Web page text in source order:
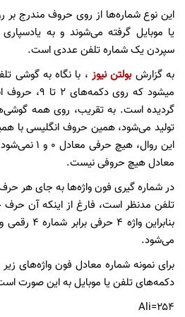
این نوع شماره‌ها از روی حروف مندرج بر
یا موبایل گرفته می‌شوند و به یادسپاری
سپردن یک شماره تلفن عددی است.
به گزارشبولتن نیوز، با نگاه به گوشی
میشود که روی
گردیده است. به تقریب، روی همه
تولید می‌شود، همین حروف انگلیسی با
معادل هیچ حروفی نیست.
در شماره گیری فون واژه‌ها به جای هر
تلفن مدنظر است، فارغ از اینکه آن
بنابراین
می‌شود.
برای نمونه شماره معادل فون واژه‌های
دکمه‌های تلفن یا موبایل به این صورت
Ali=۲۵۴